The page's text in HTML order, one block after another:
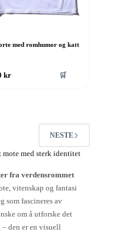
med romhumor og katt
kr 🛒
NESTE
mote med sterk identitet
fra verdensrommet
vitenskap og fantasi
som fascineres av
om å utforske det
den er en visuell